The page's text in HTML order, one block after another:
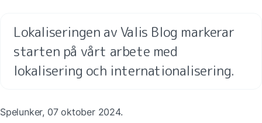
Lokaliseringen av Valis Blog markerar
starten på vårt arbete med
lokalisering och internationalisering.
Spelunker, 07 oktober 2024.